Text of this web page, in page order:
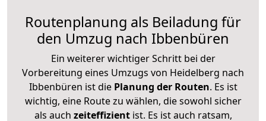
Routenplanung als Beiladung für
den Umzug nach Ibbenbüren
Ein weiterer wichtiger Schritt bei der
Vorbereitung eines Umzugs von Heidelberg nach
Ibbenbüren ist diePlanung der Routen. Es ist
wichtig, eine Route zu wählen, die sowohl sicher
als auch zeiteffizientist. Es ist auch ratsam,